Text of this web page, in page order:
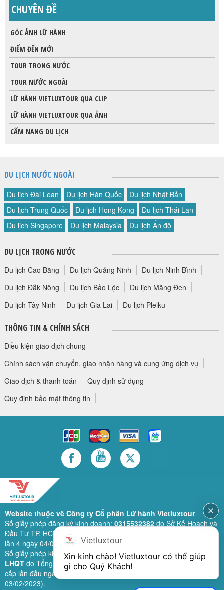
CHUYÊN ĐỀ
GÓC ẢNH LỮ HÀNH
ĐIỂM ĐẾN MỚI
TOUR TRONG NƯỚC
TOUR NƯỚC NGOÀI
LỮ HÀNH VIETLUXTOUR QUA CLIP
LỮ HÀNH VIETLUXTOUR QUA ẢNH
CẨM NANG DU LỊCH
DU LỊCH NƯỚC NGOÀI
Du lịch Đài Loan Du lịch Hàn Quốc
Du lịch Nhật Bản
Du lịch Trung Quốc
Du lịch Hong Kong
Du lịch Thái Lan
Du lịch Singapore
Du lịch Malaysia Du lịch Ấn độ
DU LỊCH TRONG NƯỚC
Du lịch Cao Bằng Du lịch Quảng Ninh
Du lịch Ninh Bình
Du lịch Đắk Nông
Du lịch Bảo Lộc
Du lịch Măng Đen
Du lịch Tây Ninh
Du lịch Gia Lai Du lịch Pleiku
THÔNG TIN & CHÍNH SÁCH
Điều kiện giao dịch chung
Chính sách vận chuyển, giao nhận hàng và cung ứng dịch vụ
Giao dịch & thanh toán
Quy định sử dụng
Quy định bảo mật thông tin
Website thuộc về Công ty Cổ phần Lữ hành Vietluxtour
Số giấy phép đăng ký kinh doanh: 0315532382do Sở Kế Hoạch và
Đầu Tư TP. HCM cấp lần đầu ngày 28/02/2019 (sửa đổi bổ sung
lần 4 ngày 04/06/2024).
Số giấy phép kinh doanh lữ hành quốc tế:79-1111/2019/TCDL-GP
LHQTdo Tổng Cục Du Lịch (nay là Cục Du lịch quốc gia Việt Nam)
cấp lần đầu ngày 26/09/2019 (sửa đổi, bổ sung lần 3 ngày
03/02/2023).
Vietluxtour
Xin kính chào! Vietluxtour có thể giúp
gì cho Quý Khách!